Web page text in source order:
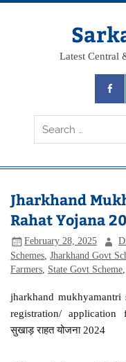
Skip
Latest Central
Jharkhand
Rahat Yojana
February 28, 2025
Schemes ,Jharkhand Govt
Farmers State Govt Scheme
jharkhand
registration/ application
सुखाड़ राहत योजना 2024